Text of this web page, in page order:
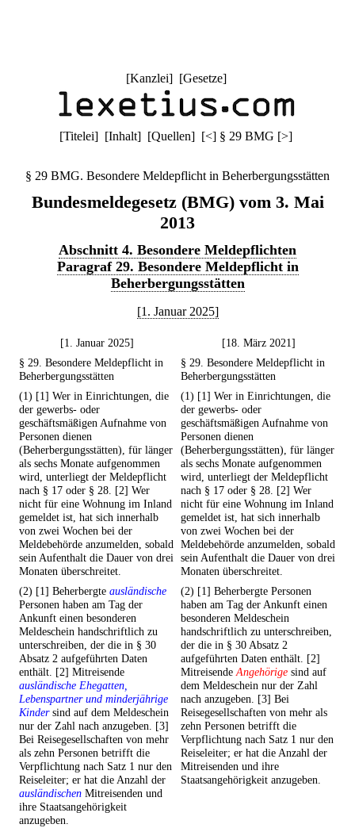
[Kanzlei] [Gesetze]
[Titelei] [Inhalt] [Quellen] [<] § 29 BMG [>]
§ 29 BMG. Besondere Meldepflicht in Beherbergungsstätten
Bundesmeldegesetz (BMG) vom 3. Mai
2013
Abschnitt 4. Besondere Meldepflichten
Paragraf 29. Besondere Meldepflicht in
Beherbergungsstätten
[1. Januar 2025]
[1. Januar 2025]
[18. März 2021]
§ 29. Besondere Meldepflicht in
Beherbergungsstätten
§ 29. Besondere Meldepflicht in
Beherbergungsstätten
(1) [1] Wer in Einrichtungen, die
der gewerbs- oder
geschäftsmäßigen Aufnahme von
Personen dienen
(Beherbergungsstätten), für länger
als sechs Monate aufgenommen
wird, unterliegt der Meldepflicht
nach § 17 oder § 28. [2] Wer
nicht für eine Wohnung im Inland
gemeldet ist, hat sich innerhalb
von zwei Wochen bei der
Meldebehörde anzumelden, sobald
sein Aufenthalt die Dauer von drei
Monaten überschreitet.
(1) [1] Wer in Einrichtungen, die
der gewerbs- oder
geschäftsmäßigen Aufnahme von
Personen dienen
(Beherbergungsstätten), für länger
als sechs Monate aufgenommen
wird, unterliegt der Meldepflicht
nach § 17 oder § 28. [2] Wer
nicht für eine Wohnung im Inland
gemeldet ist, hat sich innerhalb
von zwei Wochen bei der
Meldebehörde anzumelden, sobald
sein Aufenthalt die Dauer von drei
Monaten überschreitet.
(2) [1] Beherbergte ausländische
Personen haben am Tag der
Ankunft einen besonderen
Meldeschein handschriftlich zu
unterschreiben, der die in § 30
Absatz 2 aufgeführten Daten
enthält. [2] Mitreisende
ausländische Ehegatten,
Lebenspartner und minderjährige
Kindersind auf dem Meldeschein
nur der Zahl nach anzugeben. [3]
Bei Reisegesellschaften von mehr
als zehn Personen betrifft die
Verpflichtung nach Satz 1 nur den
Reiseleiter; er hat die Anzahl der
ausländischen Mitreisenden und
ihre Staatsangehörigkeit
anzugeben.
(2) [1] Beherbergte Personen
haben am Tag der Ankunft einen
besonderen Meldeschein
handschriftlich zu unterschreiben,
der die in § 30 Absatz 2
aufgeführten Daten enthält. [2]
MitreisendeAngehörige sind auf
dem Meldeschein nur der Zahl
nach anzugeben. [3] Bei
Reisegesellschaften von mehr als
zehn Personen betrifft die
Verpflichtung nach Satz 1 nur den
Reiseleiter; er hat die Anzahl der
Mitreisenden und ihre
Staatsangehörigkeit anzugeben.